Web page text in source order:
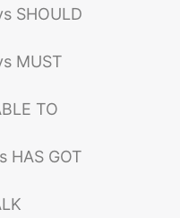
SHOULD
MUST
TO
HAS GOT